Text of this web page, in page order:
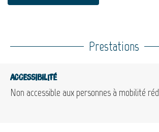
Prestations
Accessibilité
Non accessible aux personnes à mobilité